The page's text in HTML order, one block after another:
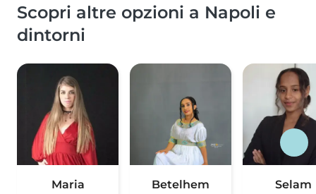
Scopri altre opzioni a Napoli e
dintorni
Maria
Betelhem
Selam